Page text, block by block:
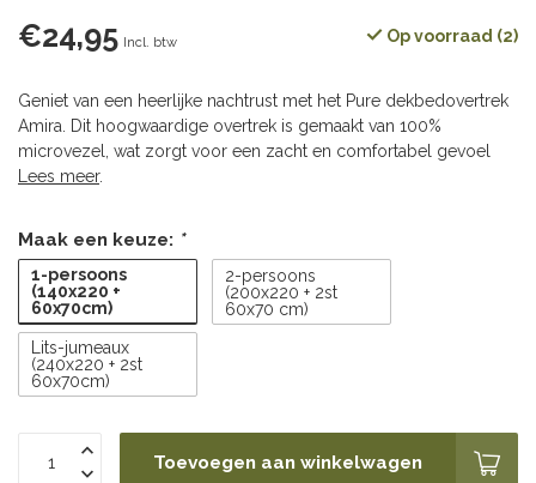
€24,95 Incl. btw Op voorraad (2)
Geniet van een heerlijke nachtrust met het Pure dekbedovertrek
Amira. Dit hoogwaardige overtrek is gemaakt van 100%
microvezel, wat zorgt voor een zacht en comfortabel gevoel
Lees meer.
Maak een keuze: *
1-persoons
(140x220 +
60x70cm)
2-persoons
(200x220 + 2st
60x70 cm)
Lits-jumeaux
(240x220 + 2st
60x70cm)
Toevoegen aan winkelwagen